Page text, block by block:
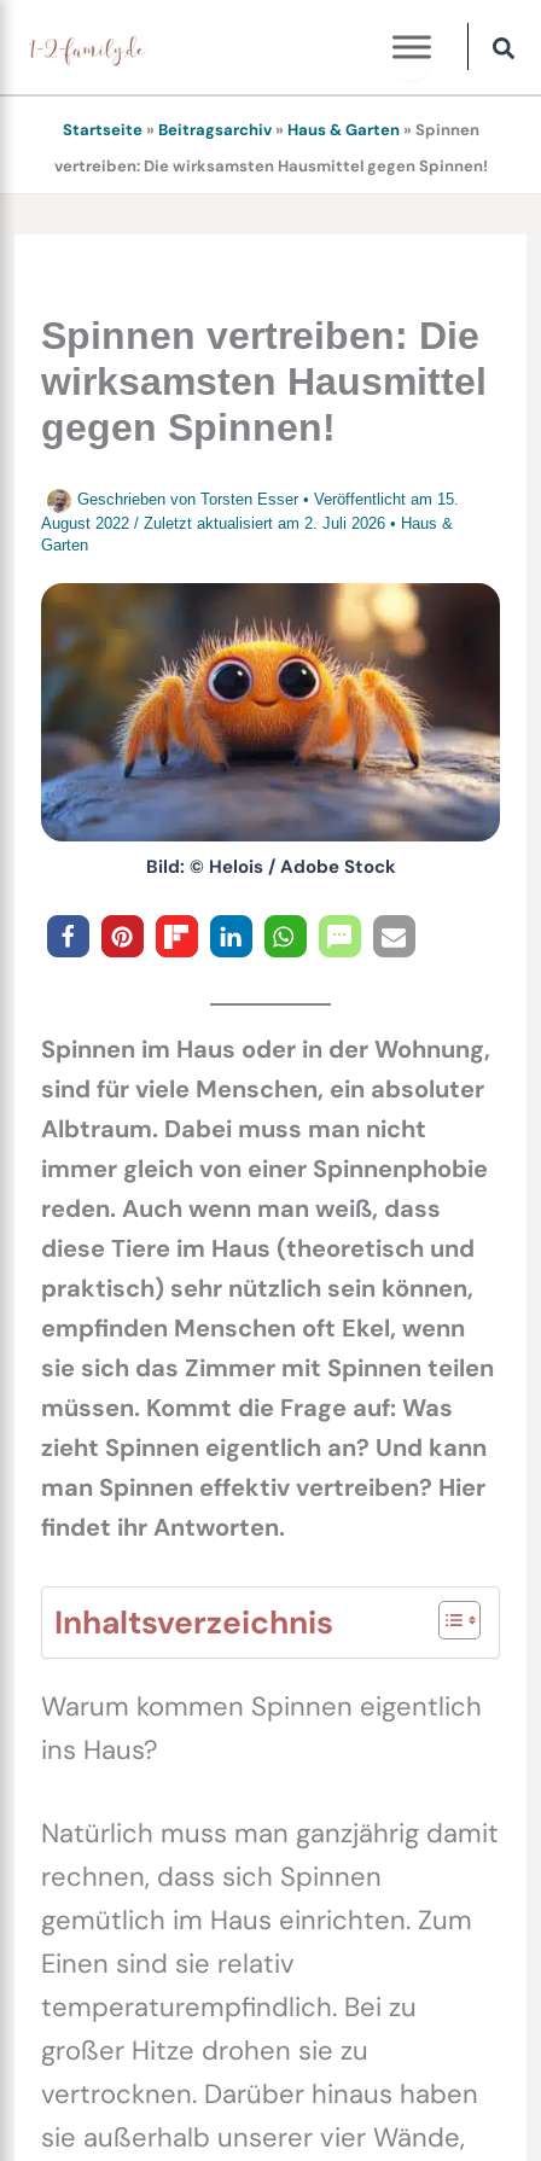
Inhalt
springen
Startseite» Beitragsarchiv» Haus & Garten» Spinnen
vertreiben: Die wirksamsten Hausmittel gegen Spinnen!
Spinnen vertreiben: Die
wirksamsten Hausmittel
gegen Spinnen!
Geschrieben von Torsten Esser • Veröffentlicht am 15.
August 2022 / Zuletzt aktualisiert am 2. Juli 2026• Haus &
Garten
Bild: © Helois / Adobe Stock
Spinnen im Haus oder in der Wohnung,
sind für viele Menschen, ein absoluter
Albtraum. Dabei muss man nicht
immer gleich von einer Spinnenphobie
reden. Auch wenn man weiß, dass
diese Tiere im Haus (theoretisch und
praktisch) sehr nützlich sein können,
empfinden Menschen oft Ekel, wenn
sie sich das Zimmer mit Spinnen teilen
müssen. Kommt die Frage auf: Was
zieht Spinnen eigentlich an? Und kann
man Spinnen effektiv vertreiben? Hier
findet ihr Antworten.
Inhaltsverzeichnis
Warum kommen Spinnen eigentlich
ins Haus?
Natürlich muss man ganzjährig damit
rechnen, dass sich Spinnen
gemütlich im Haus einrichten. Zum
Einen sind sie relativ
temperaturempfindlich. Bei zu
großer Hitze drohen sie zu
vertrocknen. Darüber hinaus haben
sie außerhalb unserer vier Wände,